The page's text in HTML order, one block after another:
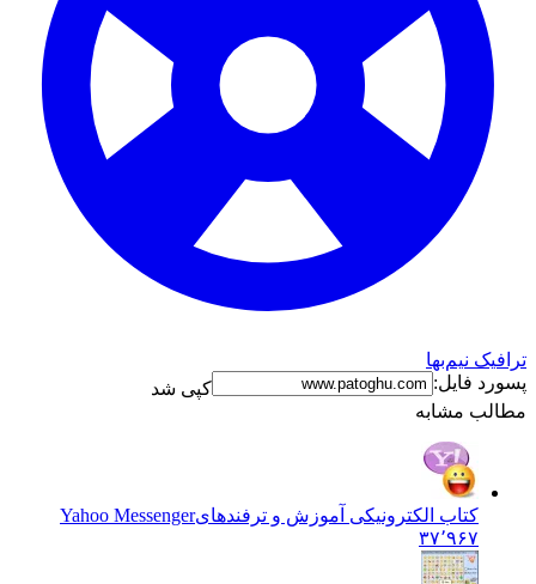
ترافیک نیم‌بها
پسورد فایل:
کپی شد
مطالب مشابه
کتاب الکترونیکی آموزش و ترفندهایYahoo Messenger
۳۷٬۹۶۷